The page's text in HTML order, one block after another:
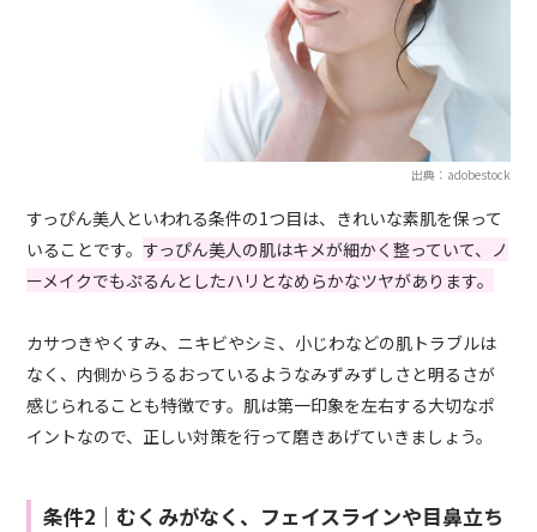
出典：adobestock
すっぴん美人といわれる条件の1つ目は、きれいな素肌を保って
いることです。すっぴん美人の肌はキメが細かく整っていて、ノ
ーメイクでもぷるんとしたハリとなめらかなツヤがあります。
カサつきやくすみ、ニキビやシミ、小じわなどの肌トラブルは
なく、内側からうるおっているようなみずみずしさと明るさが
感じられることも特徴です。肌は第一印象を左右する大切なポ
イントなので、正しい対策を行って磨きあげていきましょう。
条件2｜むくみがなく、フェイスラインや目鼻立ち